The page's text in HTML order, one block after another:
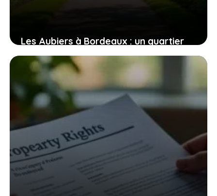
Les Aubiers à Bordeaux : un quartier
en pleine mutation, entre atouts et
défis
6 août 2026